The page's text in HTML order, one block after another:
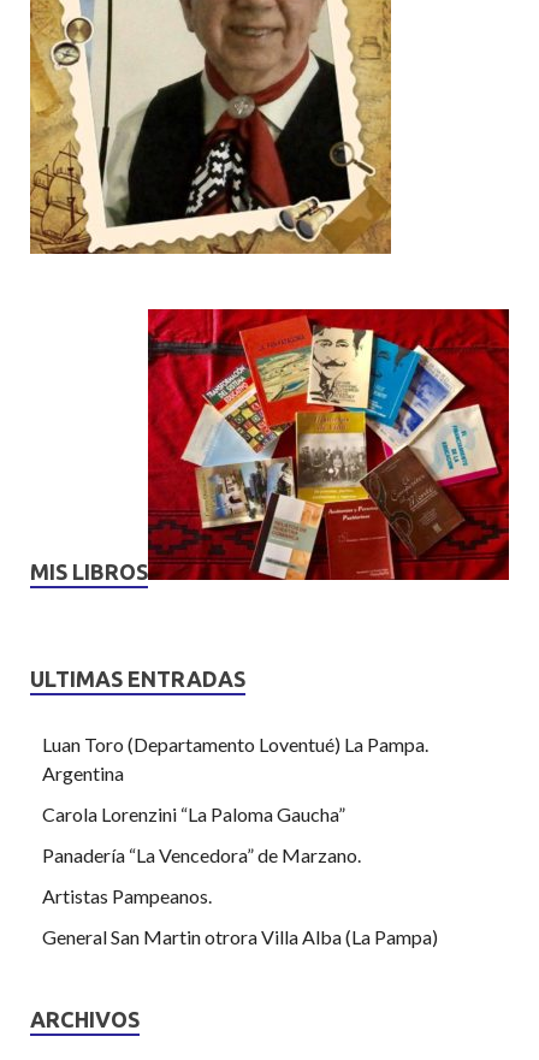
MIS LIBROS
ULTIMAS ENTRADAS
Luan Toro (Departamento Loventué) La Pampa.
Argentina
Carola Lorenzini “La Paloma Gaucha”
Panadería “La Vencedora” de Marzano.
Artistas Pampeanos.
General San Martin otrora Villa Alba (La Pampa)
ARCHIVOS